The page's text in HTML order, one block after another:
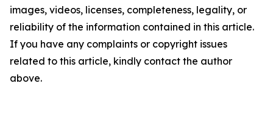
images, videos, licenses, completeness, legality, or
reliability of the information contained in this article.
If you have any complaints or copyright issues
related to this article, kindly contact the author
above.